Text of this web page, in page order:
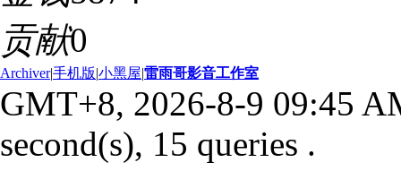
贡献0
Archiver|手机版|小黑屋|雷雨哥影音工作室
GMT+8, 2026-8-9 09:45
second(s), 15 queries .